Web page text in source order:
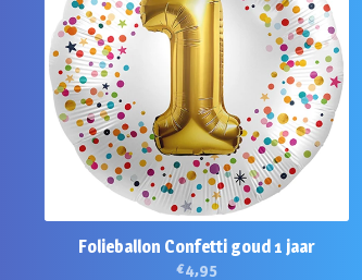
Folieballon Confetti goud 1 jaar
€4,95